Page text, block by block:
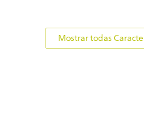
Mostrar todas